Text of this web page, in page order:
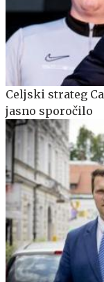
Celjski strateg
jasno sporočilo